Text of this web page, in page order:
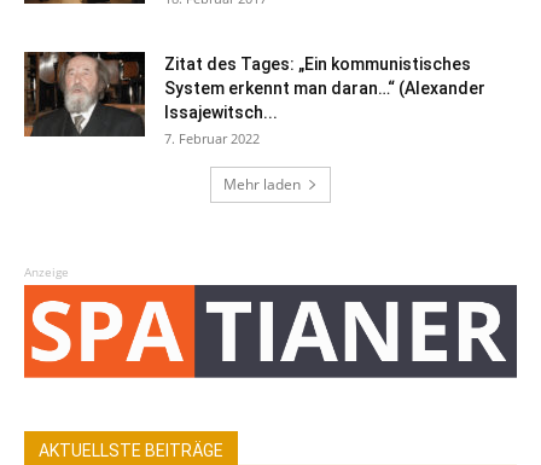
Zitat des Tages: „Ein kommunistisches
System erkennt man daran…“ (Alexander
Issajewitsch...
7. Februar 2022
Mehr laden
Anzeige
AKTUELLSTE BEITRÄGE